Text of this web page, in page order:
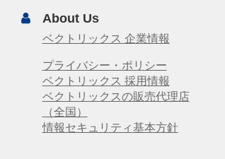
About Us
ベクトリックス 企業情報
プライバシー・ポリシー
ベクトリックス 採用情報
ベクトリックスの販売代理店
（全国）
情報セキュリティ基本方針